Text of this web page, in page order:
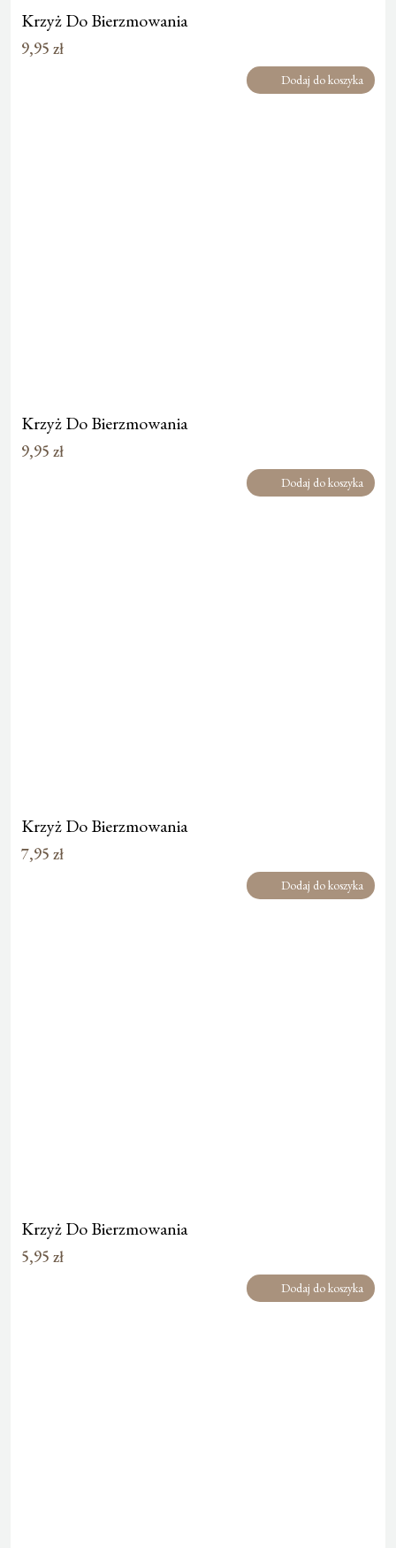
Krzyż Do Bierzmowania
9,95 zł
Dodaj do koszyka
Krzyż Do Bierzmowania
9,95 zł
Dodaj do koszyka
Krzyż Do Bierzmowania
7,95 zł
Dodaj do koszyka
Krzyż Do Bierzmowania
5,95 zł
Dodaj do koszyka